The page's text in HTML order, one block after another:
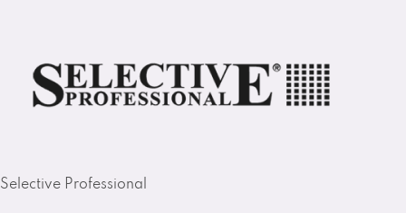
Selective Professional